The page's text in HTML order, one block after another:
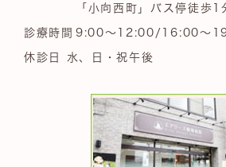
「小向西町」バス停徒歩1
診療時間 9:00～12:00/16:00～
休診日 水、日・祝午後